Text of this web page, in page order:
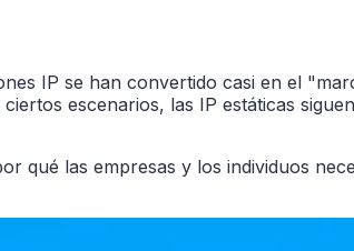
IP se han convertido casi en el
escenarios, las IP estáticas
qué las empresas y los individuos